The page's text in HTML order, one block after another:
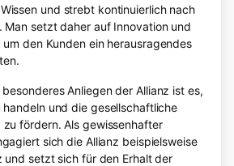
und strebt kontinuierlich nach
Man setzt daher auf Innovation und
um den Kunden ein herausragendes
Anliegen der Allianz ist es,
und die gesellschaftliche
fördern. Als gewissenhafter
sich die Allianz beispielsweise
und setzt sich für den Erhalt der